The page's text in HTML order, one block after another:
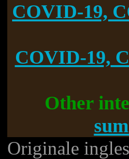
COVID-19,
COVID-19,
Other
Originale